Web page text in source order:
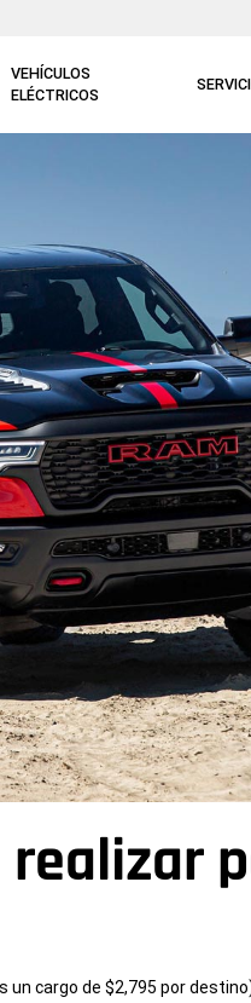
VEHÍCULOS
ELÉCTRICOS
un cargo de $2,795 por